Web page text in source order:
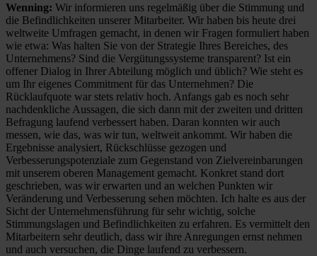
Wenning: Wir informieren uns regelmäßig über die Stimmung und
die Befindlichkeiten unserer Mitarbeiter. Wir haben bis heute drei
weltweite Umfragen gemacht, in denen wir Fragen formuliert haben
wie etwa: Was halten Sie von der Strategie Ihres Bereiches, des
Unternehmens? Sind die Vergütungssysteme transparent? Ist ein
offener Dialog in Ihrer Abteilung möglich und üblich? Wie steht es
um Ihr eigenes Commitment für das Unternehmen? Die
Rücklaufquote war stets relativ hoch. Anfangs gab es noch sehr
nachdenkliche Aussagen, die sich dann mit der zweiten und dritten
Befragung laufend verbessert haben. Daran konnten wir auch
messen, wie das, was wir tun, weltweit ankommt. Wir haben die
Ergebnisse analysiert, Rückschlüsse gezogen und
Verbesserungspotenziale zum Gegenstand von Zielvereinbarungen
mit unserem oberen Management gemacht. Konkret stand dort
geschrieben, was wir erwarten und an welchen Punkten wir
Veränderung und Verbesserung sehen möchten. Ich halte es aus der
Sicht der Unternehmensführung für sehr wichtig, solche
Stimmungslagen und Befindlichkeiten zu erfahren. Es vermittelt den
Mitarbeitern sehr deutlich, dass wir ihre Anregungen ernst nehmen
und auch versuchen, die Dinge laufend zu verbessern.